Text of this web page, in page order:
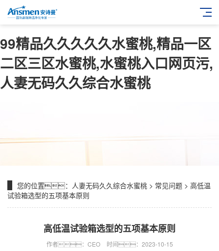
99精品久久久久久水蜜桃,精品一区
二区三区水蜜桃,水蜜桃入口网页污,
人妻无码久久综合水蜜桃
您的位置： 人妻无码久久综合水蜜桃 > 常见问题 > 高低温
试验箱选型的五项基本原则
高低温试验箱选型的五项基本原则
作者：CEO 时间：2023-10-15